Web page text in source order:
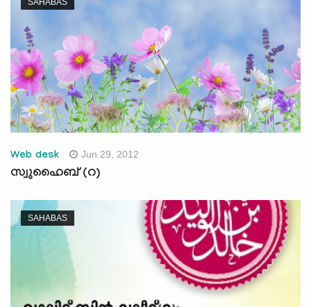
Web desk Jun 29, 2012
സ്വുഹൈബ് (റ)
SAHABAS